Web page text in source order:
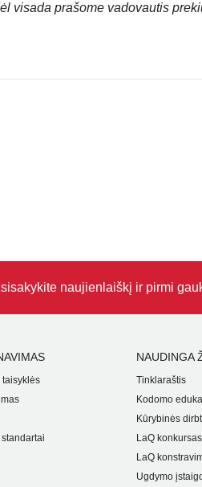
visada prašome vadovautis
naujienlaiškį ir pirmi
taisyklės
NAUDINGA
Tinklaraštis
Kodomo
Kūrybinės
LaQ konkursas
LaQ
Ugdymo